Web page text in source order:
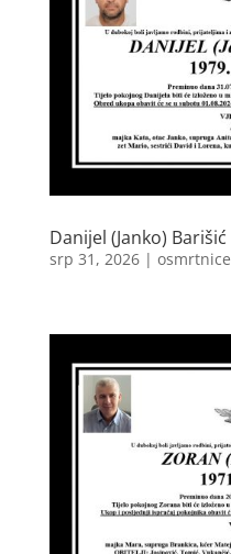
Danijel (Janko) Barišić
srp 31, 2026| osmrtnice